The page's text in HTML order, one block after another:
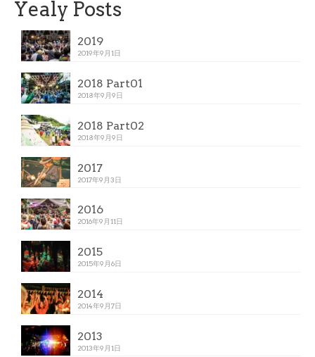
Yealy Posts
2019
2019年9月1日
2018 Part01
2018年9月9日
2018 Part02
2018年9月9日
2017
2017年9月3日
2016
2016年9月11日
2015
2015年9月6日
2014
2014年9月7日
2013
2013年9月1日